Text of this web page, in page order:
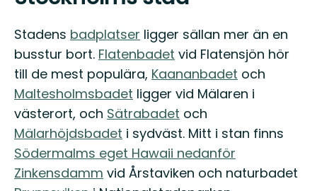
Stadens badplatser ligger sällan mer än en
busstur bort. Flatenbadet vid Flatensjön hör
till de mest populära, Kaananbadet och
Maltesholmsbadet ligger vid Mälaren i
västerort, och Sätrabadet och
Mälarhöjdsbadet i sydväst. Mitt i stan finns
Södermalms eget Hawaii nedanför
Zinkensdamm vid Årstaviken och naturbadet